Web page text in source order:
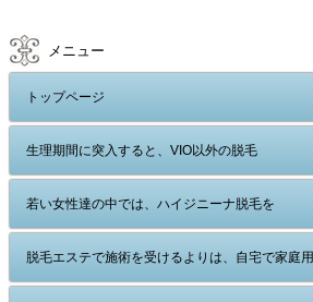
メニュー
トップページ
生理期間に突入すると、VIO以外の脱毛
若い女性達の中では、ハイジニーナ脱毛を
脱毛エステで施術を受けるよりは、自宅で家庭用